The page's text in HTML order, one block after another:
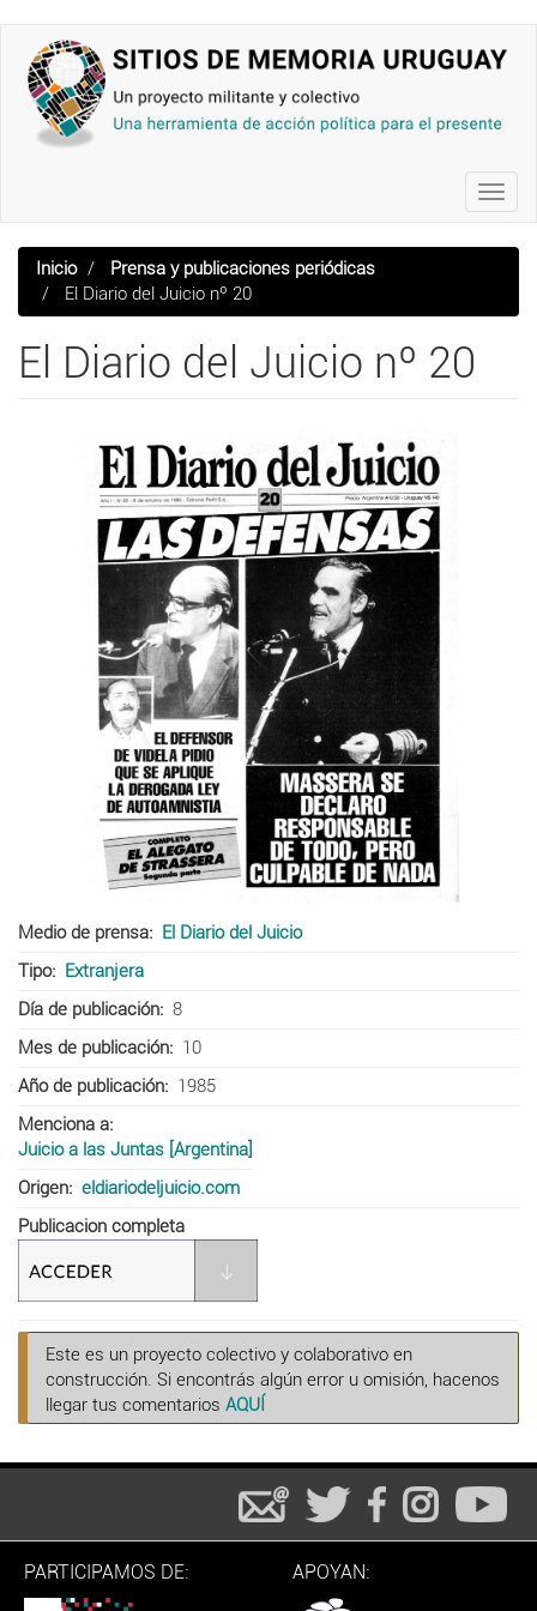
contenido
principal
Inicio
Prensa y publicaciones periódicas
El Diario del Juicio nº 20
El Diario del Juicio nº 20
Medio de prensa
El Diario del Juicio
Tipo
Extranjera
Día de publicación
8
Mes de publicación
10
Año de publicación
1985
Menciona a
Juicio a las Juntas [Argentina]
Origen
eldiariodeljuicio.com
Publicacion completa
Este es un proyecto colectivo y colaborativo en
construcción. Si encontrás algún error u omisión, hacenos
llegar tus comentarios AQUÍ
PARTICIPAMOS DE: APOYAN: